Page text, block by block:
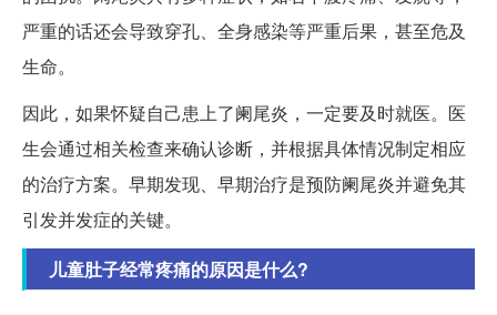
严重的话还会导致穿孔、全身感染等严重后果，甚至危及
生命。
因此，如果怀疑自己患上了阑尾炎，一定要及时就医。医
生会通过相关检查来确认诊断，并根据具体情况制定相应
的治疗方案。早期发现、早期治疗是预防阑尾炎并避免其
引发并发症的关键。
儿童肚子经常疼痛的原因是什么?